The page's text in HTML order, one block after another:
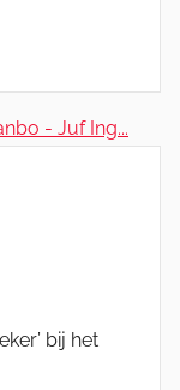
- Juf Ing...
bij het